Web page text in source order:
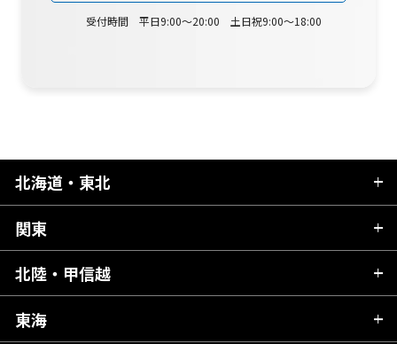
受付時間 平日9:00～20:00 土日祝9:00～18:00
北海道・東北
北海道
青森県
秋田県
関東
茨城県
栃木県
北陸・甲信越
新潟県
東海